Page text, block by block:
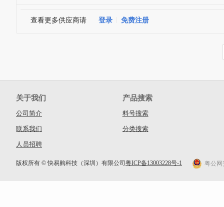
查看更多供应商请 登录 免费注册
关于我们
公司简介
联系我们
人员招聘
产品搜索
料号搜索
分类搜索
版权所有 © 快易购科技（深圳）有限公司 粤ICP备13003228号-1 粤公网